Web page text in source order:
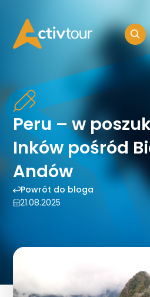
Peru – w
Inków pośród
Andów
Powrót do bloga
21.08.2025